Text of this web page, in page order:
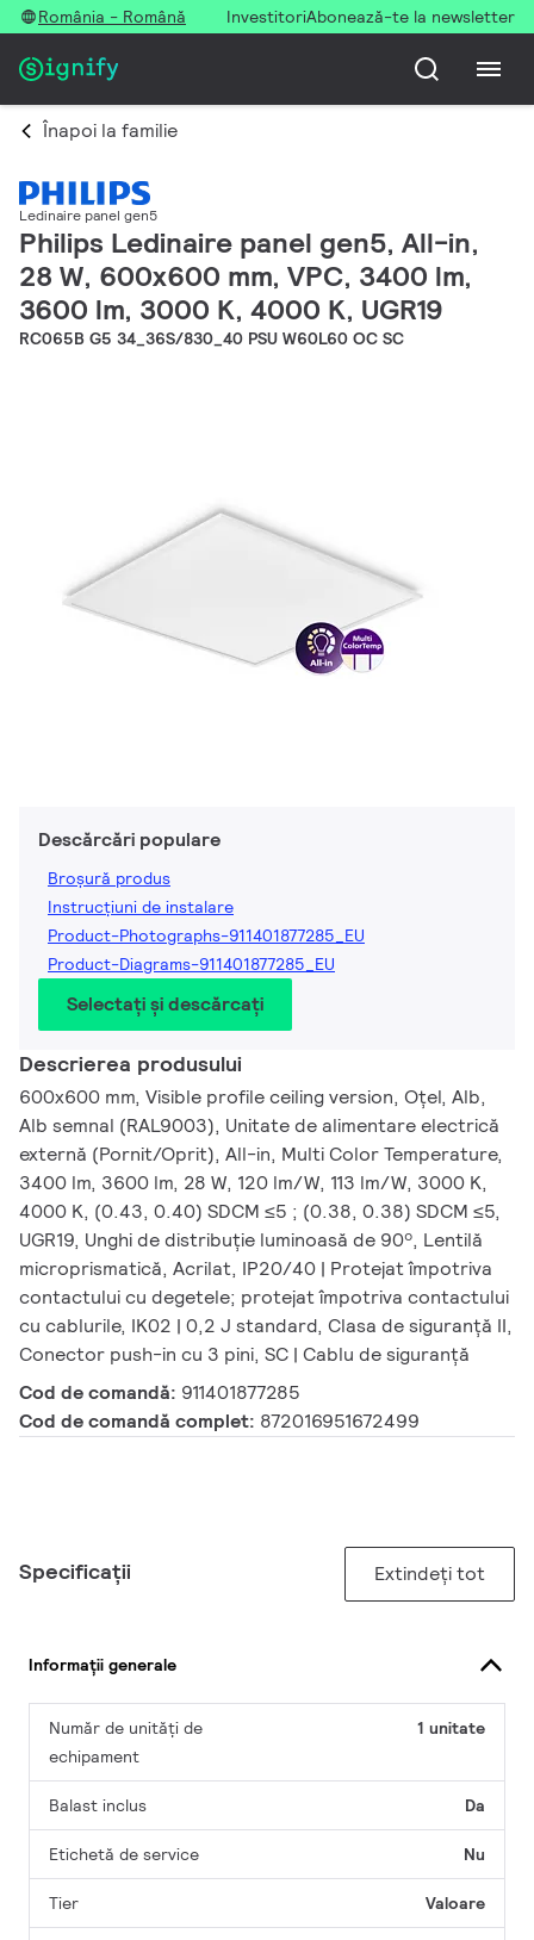
România - Română InvestitoriAbonează-te la newsletter
Înapoi la familie
Ledinaire panel gen5
Philips Ledinaire panel gen5, All-in,
28 W, 600x600 mm, VPC, 3400 lm,
3600 lm, 3000 K, 4000 K, UGR19
RC065B G5 34_36S/830_40 PSU W60L60 OC SC
Descărcări populare
Broșură produs
Instrucțiuni de instalare
Product-Photographs-911401877285_EU
Product-Diagrams-911401877285_EU
Selectați și descărcați
Descrierea produsului
600x600 mm, Visible profile ceiling version, Oțel, Alb,
Alb semnal (RAL9003), Unitate de alimentare electrică
externă (Pornit/Oprit), All-in, Multi Color Temperature,
3400 lm, 3600 lm, 28 W, 120 lm/W, 113 lm/W, 3000 K,
4000 K, (0.43, 0.40) SDCM ≤5 ; (0.38, 0.38) SDCM ≤5,
UGR19, Unghi de distribuție luminoasă de 90º, Lentilă
microprismatică, Acrilat, IP20/40 | Protejat împotriva
contactului cu degetele; protejat împotriva contactului
cu cablurile, IK02 | 0,2 J standard, Clasa de siguranță II,
Conector push-in cu 3 pini, SC | Cablu de siguranță
Cod de comandă: 911401877285
Cod de comandă complet: 872016951672499
Specificații Extindeți tot
Informații generale
Număr de unități de
echipament
1 unitate
Balast inclus Da
Etichetă de service Nu
Tier Valoare